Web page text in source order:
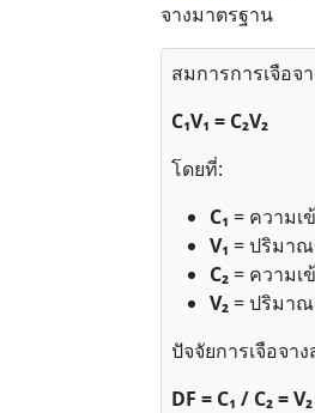
จางมาตรฐาน
สมการการเจือจ
C₁V₁ = C₂V₂
โดยที่:
C₁ = ความเ
V₁ = ปริมา
C₂= ความ
V₂= ปริมา
ปัจจัยการเจือจา
DF = C₁ / C₂ =